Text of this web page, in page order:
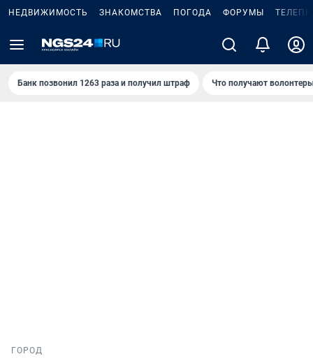
НЕДВИЖИМОСТЬ ЗНАКОМСТВА ПОГОДА ФОРУМЫ
Банк позвонил 1263 раза и получил штраф Что получают
ГОРОД